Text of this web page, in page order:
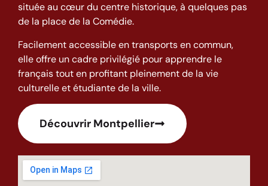
située au cœur du centre historique, à quelques pas
de la place de la Comédie.
Facilement accessible en transports en commun,
elle offre un cadre privilégié pour apprendre le
français tout en profitant pleinement de la vie
culturelle et étudiante de la ville.
Découvrir Montpellier